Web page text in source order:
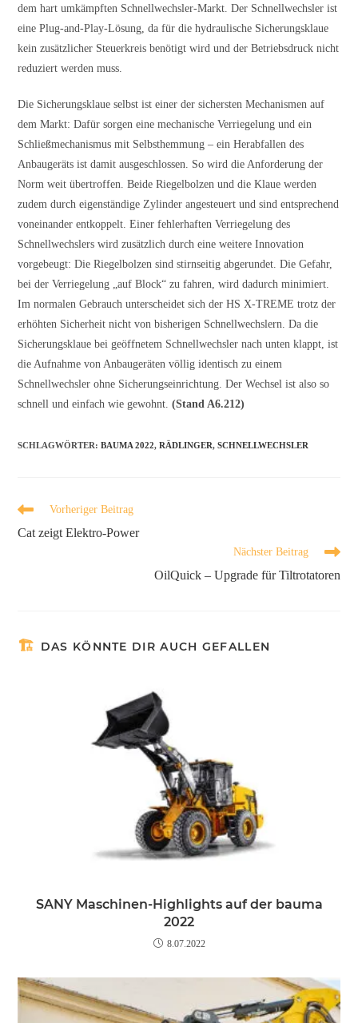
dem hart umkämpften Schnellwechsler-Markt. Der Schnellwechsler ist
eine Plug-and-Play-Lösung, da für die hydraulische Sicherungsklaue
kein zusätzlicher Steuerkreis benötigt wird und der Betriebsdruck nicht
reduziert werden muss.
Die Sicherungsklaue selbst ist einer der sichersten Mechanismen auf
dem Markt: Dafür sorgen eine mechanische Verriegelung und ein
Schließmechanismus mit Selbsthemmung – ein Herabfallen des
Anbaugeräts ist damit ausgeschlossen. So wird die Anforderung der
Norm weit übertroffen. Beide Riegelbolzen und die Klaue werden
zudem durch eigenständige Zylinder angesteuert und sind entsprechend
voneinander entkoppelt. Einer fehlerhaften Verriegelung des
Schnellwechslers wird zusätzlich durch eine weitere Innovation
vorgebeugt: Die Riegelbolzen sind stirnseitig abgerundet. Die Gefahr,
bei der Verriegelung „auf Block“ zu fahren, wird dadurch minimiert.
Im normalen Gebrauch unterscheidet sich der HS X-TREME trotz der
erhöhten Sicherheit nicht von bisherigen Schnellwechslern. Da die
Sicherungsklaue bei geöffnetem Schnellwechsler nach unten klappt, ist
die Aufnahme von Anbaugeräten völlig identisch zu einem
Schnellwechsler ohne Sicherungseinrichtung. Der Wechsel ist also so
schnell und einfach wie gewohnt.(Stand A6.212)
SCHLAGWÖRTER:BAUMA 2022, RÄDLINGER, SCHNELLWECHSLER
Vorheriger Beitrag
Cat zeigt Elektro-Power
Nächster Beitrag
OilQuick – Upgrade für Tiltrotatoren
DAS KÖNNTE DIR AUCH GEFALLEN
SANY Maschinen-Highlights auf der bauma
2022
8.07.2022